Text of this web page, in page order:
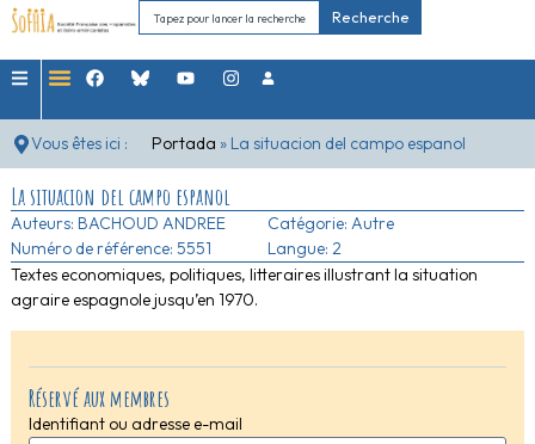
Recherche
Vous êtes ici : Portada » La situacion del campo espanol
Réservé aux membres
Identifiant ou adresse e-mail
La situacion del campo espanol
Auteurs: BACHOUD ANDREE
Numéro de référence: 5551
Catégorie: Autre
Langue: 2
Textes economiques, politiques, litteraires illustrant la situation
agraire espagnole jusqu’en 1970.